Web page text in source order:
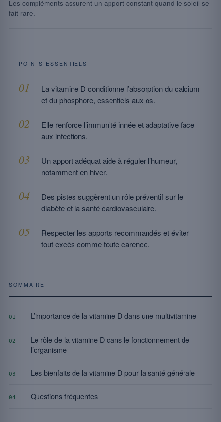
Les compléments assurent un apport constant quand le soleil se
fait rare.
POINTS ESSENTIELS
La vitamine D conditionne l’absorption du calcium
et du phosphore, essentiels aux os.
Elle renforce l’immunité innée et adaptative face
aux infections.
Un apport adéquat aide à réguler l’humeur,
notamment en hiver.
Des pistes suggèrent un rôle préventif sur le
diabète et la santé cardiovasculaire.
Respecter les apports recommandés et éviter
tout excès comme toute carence.
SOMMAIRE
01 L’importance de la vitamine D dans une multivitamine
02
Le rôle de la vitamine D dans le fonctionnement de
l’organisme
03 Les bienfaits de la vitamine D pour la santé générale
04 Questions fréquentes